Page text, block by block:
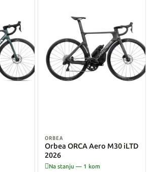
ORBEA
Orbea ORCA Aero M30 iLTD
2026
Na stanju — 1 kom